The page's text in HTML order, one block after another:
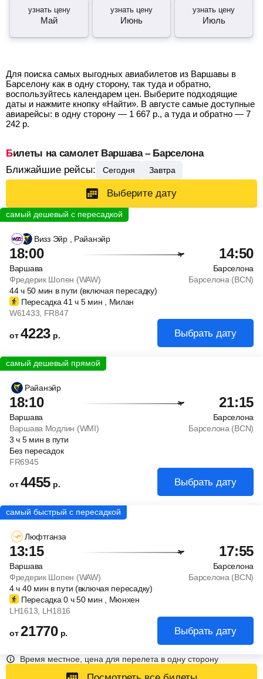
узнать цену
Май
узнать цену
Июнь
узнать цену
Июль
Для поиска самых выгодных авиабилетов из Варшавы в
Барселону как в одну сторону, так туда и обратно,
воспользуйтесь календарем цен. Выберите подходящие
даты и нажмите кнопку «Найти». В августе самые доступные
авиарейсы: в одну сторону — 1 667 р., а туда и обратно — 7
242 р.
Билеты на самолет Варшава – Барселона
Ближайшие рейсы:
Сегодня Завтра
Выберите дату
Визз Эйр , Райанэйр
18:00 14:50
Варшава
Барселона
Фредерик Шопен (WAW)
Барселона (BCN)
44ч50 мин в пути (включая пересадку)
Пересадка 41ч 5 мин , Милан
W61433 , FR847
от4223 р. Выбрать дату
Райанэйр
18:10 21:15
Варшава
Барселона
Варшава Модлин (WMI)
Барселона (BCN)
3ч 5 мин в пути
Без пересадок
FR6945
от4455 р. Выбрать дату
Люфтганза
13:15 17:55
Варшава
Барселона
Фредерик Шопен (WAW)
Барселона (BCN)
4ч 40 мин в пути (включая пересадку)
Пересадка 0 ч50 мин , Мюнхен
LH1613 , LH1816
от21770 р. Выбрать дату
Время местное, цена для перелета в одну сторону